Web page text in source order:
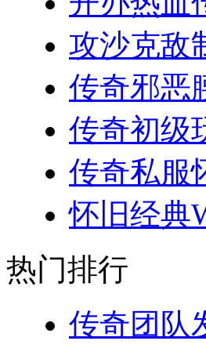
攻沙克敌
传奇邪恶
传奇初级
传奇私服
怀旧经典
热门排行
传奇团队